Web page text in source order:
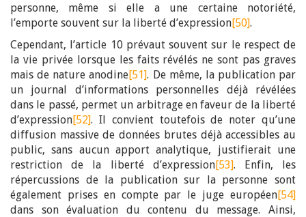
personne, même si elle a une certaine notoriété,
l’emporte souvent sur la liberté d’expression[50].
Cependant, l’article 10 prévaut souvent sur le respect de
la vie privée lorsque les faits révélés ne sont pas graves
mais de nature anodine[51]. De même, la publication par
un journal d’informations personnelles déjà révélées
dans le passé, permet un arbitrage en faveur de la liberté
d’expression[52]. Il convient toutefois de noter qu’une
diffusion massive de données brutes déjà accessibles au
public, sans aucun apport analytique, justifierait une
restriction de la liberté d’expression[53]. Enfin, les
répercussions de la publication sur la personne sont
également prises en compte par le juge européen[54]
dans son évaluation du contenu du message. Ainsi,